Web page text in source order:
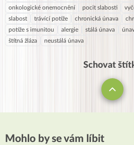
onkologické onemocnění
pocit slabosti
slabost
trávící potíže chronická únava
potíže s imunitou
alergie stálá únava
štítná žláza
neustálá únava
Schovat
Mohlo by se vám líbit